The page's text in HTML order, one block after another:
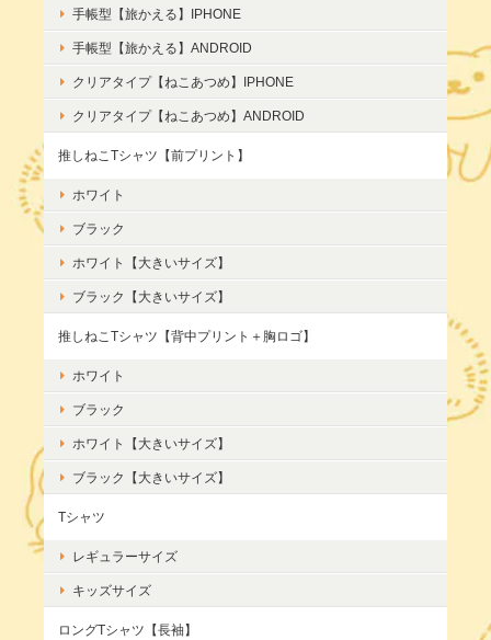
手帳型【旅かえる】IPHONE
手帳型【旅かえる】ANDROID
クリアタイプ【ねこあつめ】IPHONE
クリアタイプ【ねこあつめ】ANDROID
推しねこTシャツ【前プリント】
ホワイト
ブラック
ホワイト【大きいサイズ】
ブラック【大きいサイズ】
推しねこTシャツ【背中プリント＋胸ロゴ】
ホワイト
ブラック
ホワイト【大きいサイズ】
ブラック【大きいサイズ】
Tシャツ
レギュラーサイズ
キッズサイズ
ロングTシャツ【長袖】